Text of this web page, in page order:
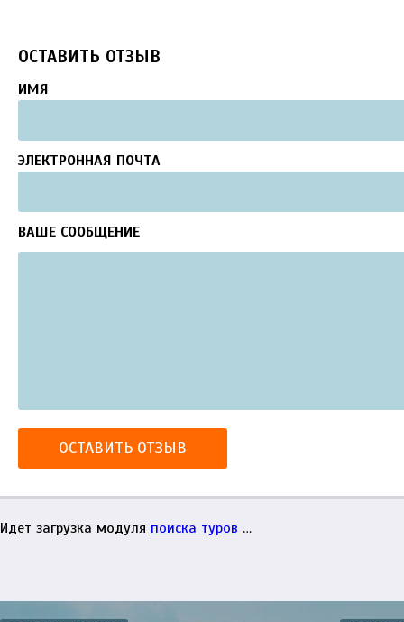
ОСТАВИТЬ ОТЗЫВ
ИМЯ
ЭЛЕКТРОННАЯ ПОЧТА
ВАШЕ СООБЩЕНИЕ
ОСТАВИТЬ ОТЗЫВ
Идет загрузка модуля поиска туров …